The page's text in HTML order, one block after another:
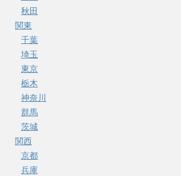
秋田
関東
千葉
埼玉
東京
栃木
神奈川
群馬
茨城
関西
京都
兵庫